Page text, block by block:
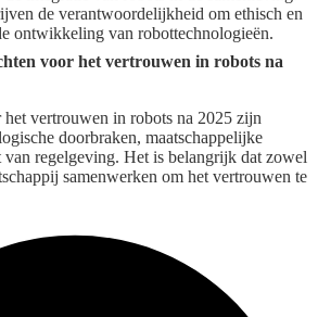
de verantwoordelijkheid om ethisch en
ontwikkeling van robottechnologieën.
voor het vertrouwen in robots na
vertrouwen in robots na 2025 zijn
doorbraken, maatschappelijke
van regelgeving. Het is belangrijk dat zowel
samenwerken om het vertrouwen te